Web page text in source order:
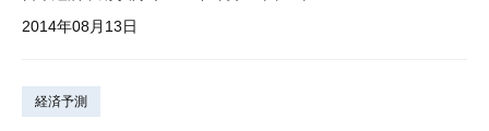
2014年08月13日
経済予測